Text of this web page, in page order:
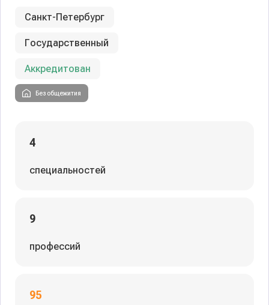
Санкт-Петербург
Государственный
Аккредитован
Без общежития
4
специальностей
9
профессий
95